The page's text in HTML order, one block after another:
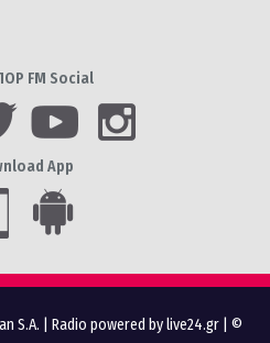
FM Social
App
S.A. Radio powered by live24.gr | ©